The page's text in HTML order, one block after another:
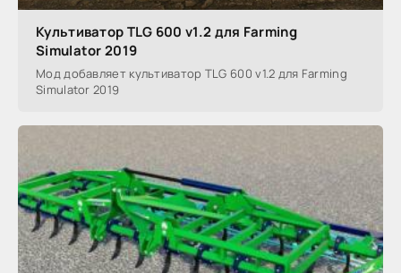
Культиватор TLG 600 v1.2 для Farming
Simulator 2019
Мод добавляет культиватор TLG 600 v1.2 для Farming
Simulator 2019